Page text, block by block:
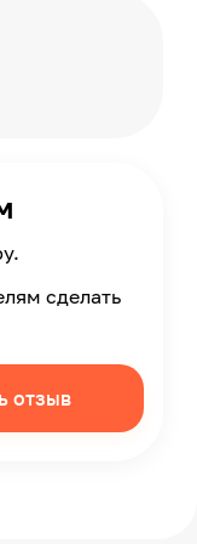
сделать
отзыв